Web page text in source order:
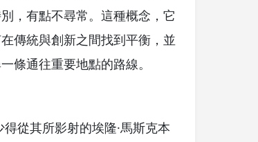
，有點不尋常。這種概念，它
傳統與創新之間找到平衡，並
條通往重要地點的路線。
從其所影射的埃隆·馬斯克本